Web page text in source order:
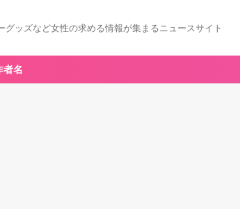
グッズなど女性の求める情報が集まるニュースサイト
者名